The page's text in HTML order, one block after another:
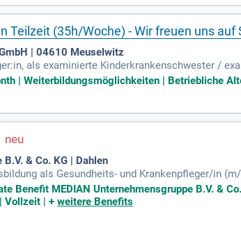
Teilzeit (35h/Woche) - Wir freuen uns auf
| 04610 Meuselwitz
als examinierte Kinderkrankenschwester /
| Weiterbildungsmöglichkeiten | Betriebliche
& Co. KG | Dahlen
als Gesundheits- und Krankenpfleger/in
Altenpfleger/in (m/w/d); Bereitschaft zur Arbeit
Benefit MEDIAN Unternehmensgruppe B.V. &
Vollzeit |+weitere Benefits